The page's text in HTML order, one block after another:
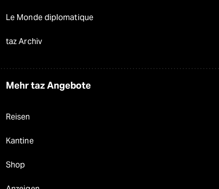
Le Monde diplomatique
taz Archiv
Mehr taz Angebote
Reisen
Kantine
Shop